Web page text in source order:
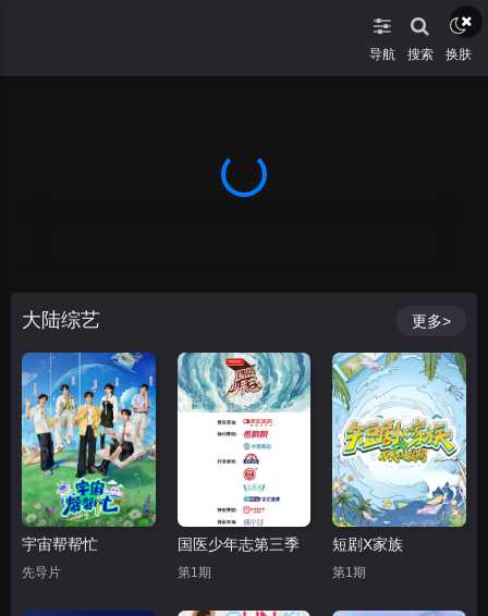
导航 搜索 换肤
大陆综艺 更多>
宇宙帮帮忙
先导片
国医少年志第三季
第1期
短剧X家族
第1期